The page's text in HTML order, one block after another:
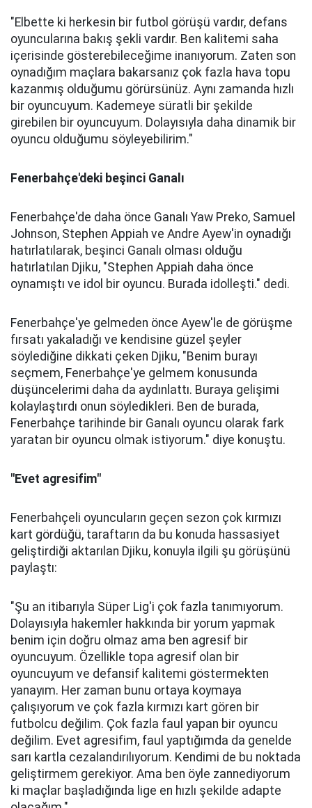
"Elbette ki herkesin bir futbol görüşü vardır, defans
oyuncularına bakış şekli vardır. Ben kalitemi saha
içerisinde gösterebileceğime inanıyorum. Zaten son
oynadığım maçlara bakarsanız çok fazla hava topu
kazanmış olduğumu görürsünüz. Aynı zamanda hızlı
bir oyuncuyum. Kademeye süratli bir şekilde
girebilen bir oyuncuyum. Dolayısıyla daha dinamik bir
oyuncu olduğumu söyleyebilirim."
Fenerbahçe'deki beşinci Ganalı
Fenerbahçe'de daha önce Ganalı Yaw Preko, Samuel
Johnson, Stephen Appiah ve Andre Ayew'in oynadığı
hatırlatılarak, beşinci Ganalı olması olduğu
hatırlatılan Djiku, "Stephen Appiah daha önce
oynamıştı ve idol bir oyuncu. Burada idolleşti." dedi.
Fenerbahçe'ye gelmeden önce Ayew'le de görüşme
fırsatı yakaladığı ve kendisine güzel şeyler
söylediğine dikkati çeken Djiku, "Benim burayı
seçmem, Fenerbahçe'ye gelmem konusunda
düşüncelerimi daha da aydınlattı. Buraya gelişimi
kolaylaştırdı onun söyledikleri. Ben de burada,
Fenerbahçe tarihinde bir Ganalı oyuncu olarak fark
yaratan bir oyuncu olmak istiyorum." diye konuştu.
"Evet agresifim"
Fenerbahçeli oyuncuların geçen sezon çok kırmızı
kart gördüğü, taraftarın da bu konuda hassasiyet
geliştirdiği aktarılan Djiku, konuyla ilgili şu görüşünü
paylaştı:
"Şu an itibarıyla Süper Lig'i çok fazla tanımıyorum.
Dolayısıyla hakemler hakkında bir yorum yapmak
benim için doğru olmaz ama ben agresif bir
oyuncuyum. Özellikle topa agresif olan bir
oyuncuyum ve defansif kalitemi göstermekten
yanayım. Her zaman bunu ortaya koymaya
çalışıyorum ve çok fazla kırmızı kart gören bir
futbolcu değilim. Çok fazla faul yapan bir oyuncu
değilim. Evet agresifim, faul yaptığımda da genelde
sarı kartla cezalandırılıyorum. Kendimi de bu noktada
geliştirmem gerekiyor. Ama ben öyle zannediyorum
ki maçlar başladığında lige en hızlı şekilde adapte